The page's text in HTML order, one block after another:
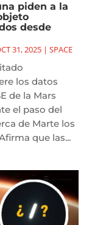
piden a la
desde
31, 2025| SPACE
los datos
de la Mars
el paso del
de Marte los
que las...